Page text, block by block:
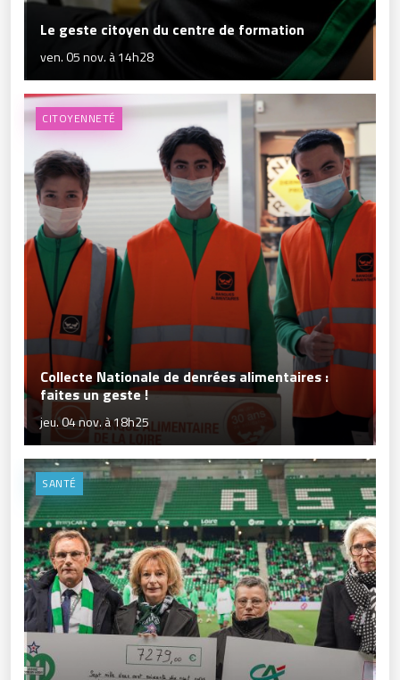
Le geste citoyen du centre de formation
ven. 05 nov. à 14h28
CITOYENNETÉ
Collecte Nationale de denrées alimentaires :
faites un geste !
jeu. 04 nov. à 18h25
SANTÉ